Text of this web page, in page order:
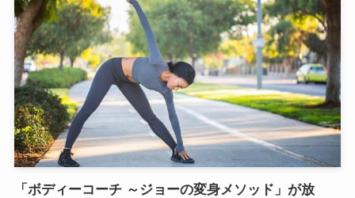
「ボディーコーチ ～ジョーの変身メソッド」が放